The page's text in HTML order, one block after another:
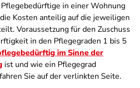
in einer Wohnung
Kosten anteilig auf die jeweiligen
Voraussetzung für den Zuschuss
in den Pflegegraden 1 bis 5
im Sinne der
ist und wie ein Pflegegrad
Sie auf der verlinkten Seite.